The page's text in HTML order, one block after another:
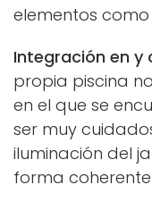
elementos
Integración en y
propia piscina
en el que se
ser muy
iluminación del
forma